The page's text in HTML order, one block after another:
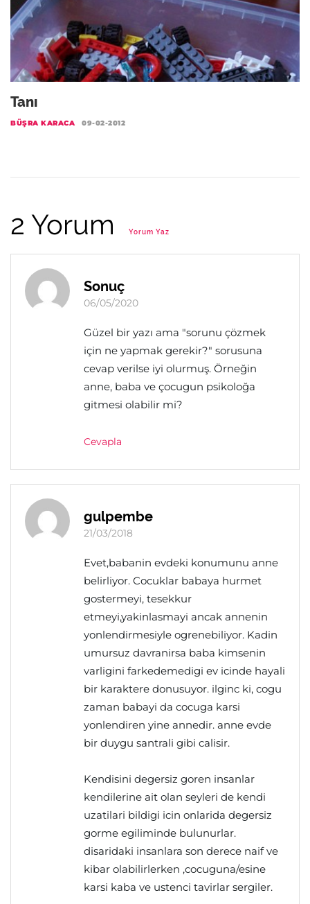
Tanı
BÜŞRA KARACA 09-02-2012
2 Yorum Yorum Yaz
Sonuç
06/05/2020
Güzel bir yazı ama "sorunu çözmek
için ne yapmak gerekir?" sorusuna
cevap verilse iyi olurmuş. Örneğin
anne, baba ve çocugun psikoloğa
gitmesi olabilir mi?
Cevapla
gulpembe
21/03/2018
Evet,babanin evdeki konumunu anne
belirliyor. Cocuklar babaya hurmet
gostermeyi, tesekkur
etmeyi,yakinlasmayi ancak annenin
yonlendirmesiyle ogrenebiliyor. Kadin
umursuz davranirsa baba kimsenin
varligini farkedemedigi ev icinde hayali
bir karaktere donusuyor. ilginc ki, cogu
zaman babayi da cocuga karsi
yonlendiren yine annedir. anne evde
bir duygu santrali gibi calisir.
Kendisini degersiz goren insanlar
kendilerine ait olan seyleri de kendi
uzatilari bildigi icin onlarida degersiz
gorme egiliminde bulunurlar.
disaridaki insanlara son derece naif ve
kibar olabilirlerken ,cocuguna/esine
karsi kaba ve ustenci tavirlar sergiler.